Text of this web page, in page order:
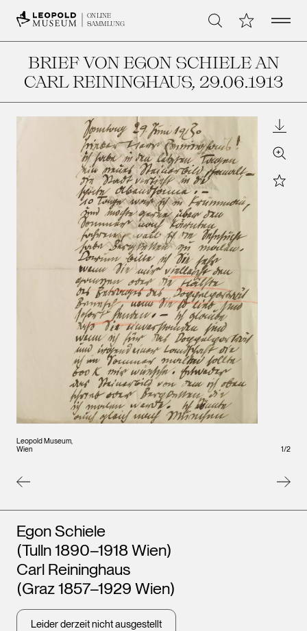
ONLINE
SAMMLUNG
Suche Meine Open
BRIEF VON EGON SCHIELE AN
CARL REININGHAUS, 29.06.1913
Leopold Museum,
Wien
Wien
Zoom
Star
1/2
Künstler*innen
Egon Schiele
(Tulln 1890–1918 Wien)
Carl Reininghaus
(Graz 1857–1929 Wien)
Leider derzeit nicht ausgestellt